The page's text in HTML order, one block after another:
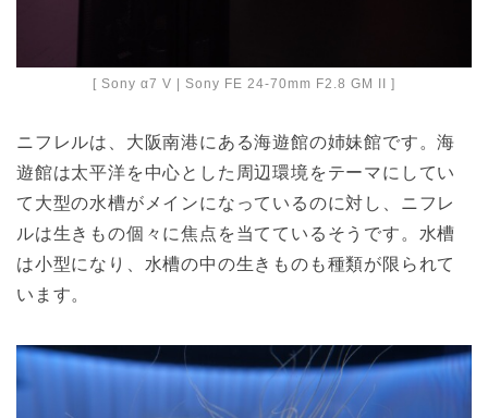
[ Sony α7 V | Sony FE 24-70mm F2.8 GM II ]
ニフレルは、大阪南港にある海遊館の姉妹館です。海
遊館は太平洋を中心とした周辺環境をテーマにしてい
て大型の水槽がメインになっているのに対し、ニフレ
ルは生きもの個々に焦点を当てているそうです。水槽
は小型になり、水槽の中の生きものも種類が限られて
います。